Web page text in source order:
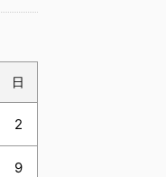
日
2
9